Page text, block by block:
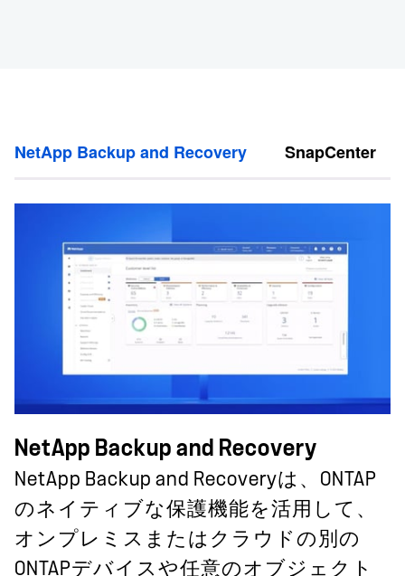
NetApp Backup and Recovery SnapCenter
NetApp Backup and Recovery
NetApp Backup and Recoveryは、ONTAP
のネイティブな保護機能を活用して、
オンプレミスまたはクラウドの別の
ONTAPデバイスや任意のオブジェクト